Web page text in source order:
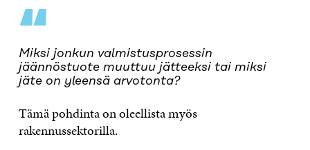
“
Miksi jonkun valmistusprosessin
jäännöstuote muuttuu jätteeksi tai miksi
jäte on yleensä arvotonta?
Tämä pohdinta on oleellista myös
rakennussektorilla.